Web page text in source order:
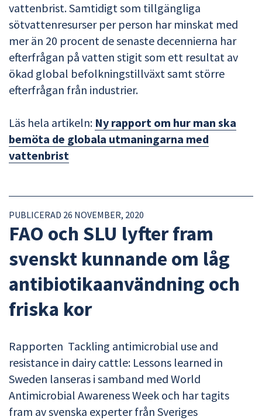
vattenbrist. Samtidigt som tillgängliga
sötvattenresurser per person har minskat med
mer än 20 procent de senaste decennierna har
efterfrågan på vatten stigit som ett resultat av
ökad global befolkningstillväxt samt större
efterfrågan från industrier.
Läs hela artikeln: Ny rapport om hur man ska
bemöta de globala utmaningarna med
vattenbrist
PUBLICERAD 26 NOVEMBER, 2020
FAO och SLU lyfter fram
svenskt kunnande om låg
antibiotikaanvändning och
friska kor
Rapporten Tackling antimicrobial use and
resistance in dairy cattle: Lessons learned in
Sweden lanseras i samband med World
Antimicrobial Awareness Week och har tagits
fram av svenska experter från Sveriges